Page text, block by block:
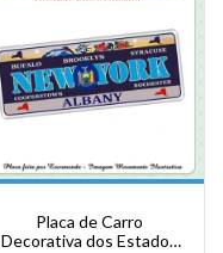
Placa de Carro
Decorativa dos Estados